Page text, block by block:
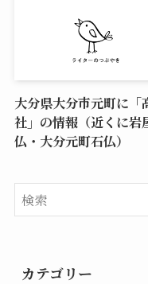
大分県大分市元町に「
社」の情報（近くに岩
仏・大分元町石仏）
カテゴリー